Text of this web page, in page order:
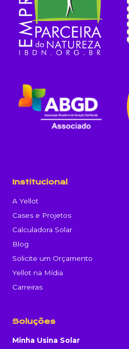
Institucional
A Yellot
Cases e Projetos
Calculadora Solar
Blog
Solicite um Orçamento
Yellot na Mídia
Carreiras
Soluções
Minha Usina Solar